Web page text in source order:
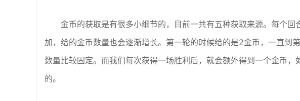
金币的获取是有很多小细节的，目前一共有五种获取来源。每个
加，给的金币数量也会逐渐增长。第一轮的时候给的是2金币，一直到
数量比较固定。而我们每次获得一场胜利后，就会额外得到一个金币
的。